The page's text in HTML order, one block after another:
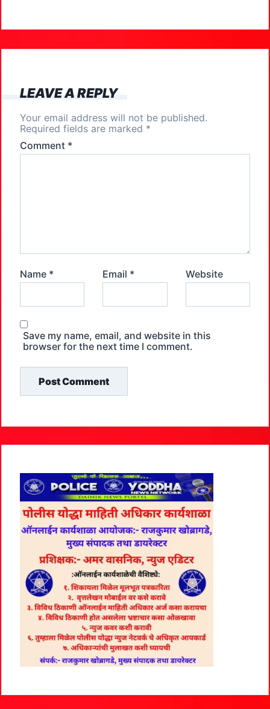
b
o
k
d
o
LEAVE A REPLY
Your email address will not be published.
Required fields are marked *
Comment *
Name * Email * Website
Save my name, email, and website in this
browser for the next time I comment.